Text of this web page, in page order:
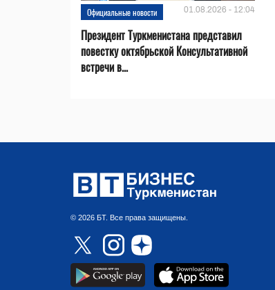
Официальные новости 01.08.2026 - 12:04
Президент Туркменистана представил
повестку октябрьской Консультативной
встречи в...
© 2026 БТ. Все права защищены.